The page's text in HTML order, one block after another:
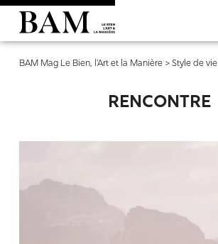
BAM Mag Le Bien, l'Art et la Manière >Style de vie
RENCONTRE